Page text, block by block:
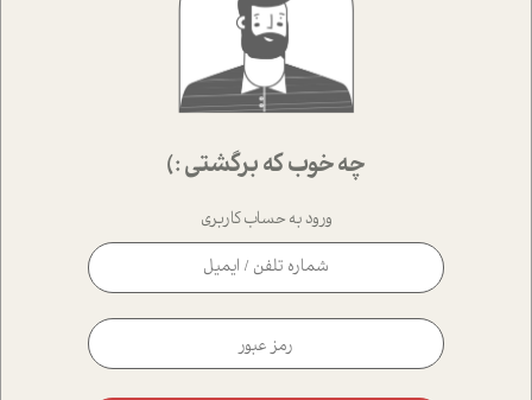
چه خوب که برگشتی :)
ورود به حساب کاربری